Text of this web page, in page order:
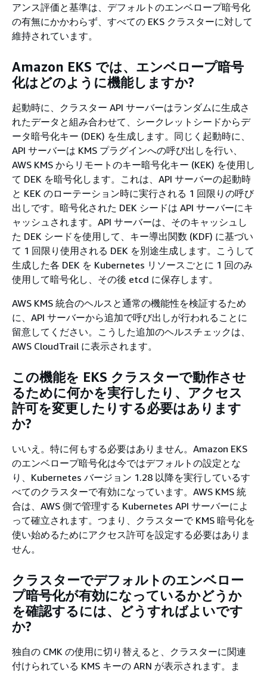
アンス評価と基準は、デフォルトのエンベロープ暗号化
の有無にかかわらず、すべての EKS クラスターに対して
維持されています。
Amazon EKS では、エンベロープ暗号
化はどのように機能しますか?
起動時に、クラスター API サーバーはランダムに生成さ
れたデータと組み合わせて、シークレットシードからデ
ータ暗号化キー (DEK) を生成します。同じく起動時に、
API サーバーは KMS プラグインへの呼び出しを行い、
AWS KMS からリモートのキー暗号化キー (KEK) を使用し
て DEK を暗号化します。これは、API サーバーの起動時
と KEK のローテーション時に実行される 1 回限りの呼び
出しです。暗号化された DEK シードは API サーバーにキ
ャッシュされます。API サーバーは、そのキャッシュし
た DEK シードを使用して、キー導出関数 (KDF) に基づい
て 1 回限り使用される DEK を別途生成します。こうして
生成した各 DEK を Kubernetes リソースごとに 1 回のみ
使用して暗号化し、その後 etcd に保存します。
AWS KMS 統合のヘルスと通常の機能性を検証するため
に、API サーバーから追加で呼び出しが行われることに
留意してください。こうした追加のヘルスチェックは、
AWS CloudTrail に表示されます。
この機能を EKS クラスターで動作させ
るために何かを実行したり、アクセス
許可を変更したりする必要はあります
か?
いいえ。特に何もする必要はありません。Amazon EKS
のエンベロープ暗号化は今ではデフォルトの設定とな
り、Kubernetes バージョン 1.28 以降を実行しているす
べてのクラスターで有効になっています。AWS KMS 統
合は、AWS 側で管理する Kubernetes API サーバーによ
って確立されます。つまり、クラスターで KMS 暗号化を
使い始めるためにアクセス許可を設定する必要はありま
せん。
クラスターでデフォルトのエンベロー
プ暗号化が有効になっているかどうか
を確認するには、どうすればよいです
か?
独自の CMK の使用に切り替えると、クラスターに関連
付けられている KMS キーの ARN が表示されます。ま